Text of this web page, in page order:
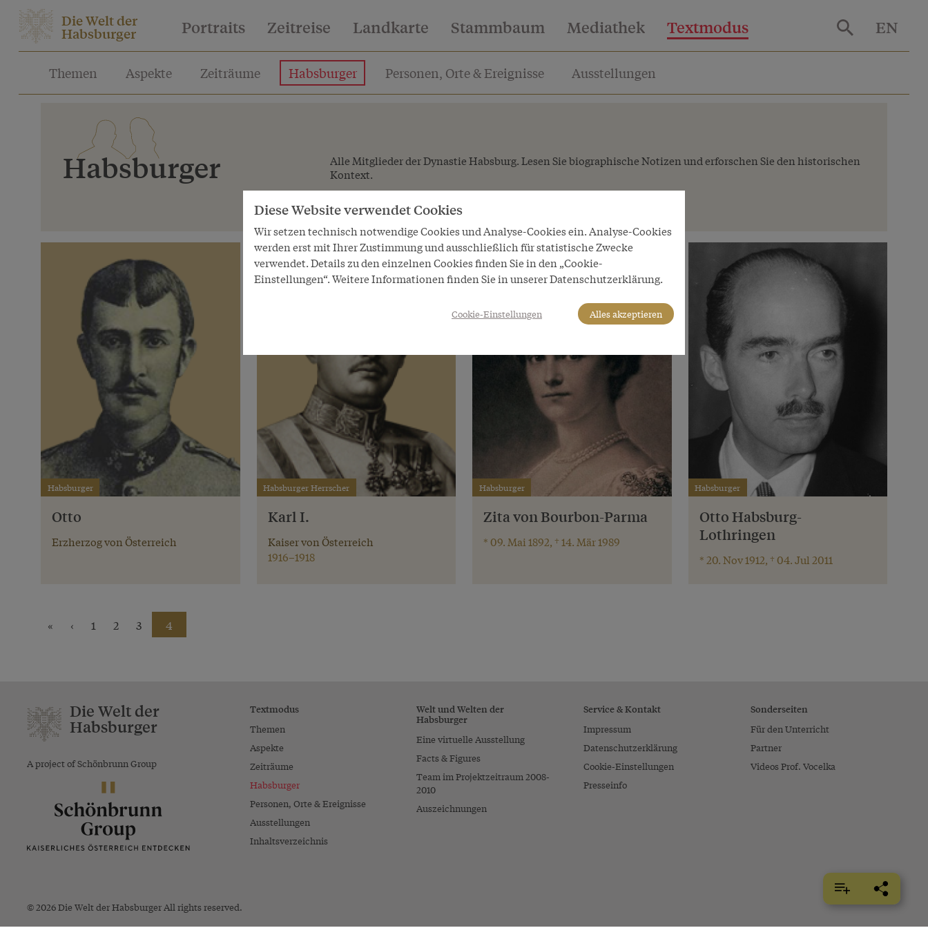
Die Welt der
Habsburger Portraits Zeitreise Landkarte Stammbaum Mediathek Textmodus EN
Themen Aspekte Zeiträume Habsburger Personen, Orte & Ereignisse Ausstellungen
Habsburger
Alle Mitglieder der Dynastie Habsburg. Lesen Sie biographische Notizen und erforschen Sie den historischen
Kontext.
Habsburger
Otto
Erzherzog von Österreich
Habsburger Herrscher
Karl I.
Kaiser von Österreich
1916–1918
Habsburger
Zita von Bourbon-Parma
* 09. Mai 1892, † 14. Mär 1989
Habsburger
Otto Habsburg-
Lothringen
* 20. Nov 1912, † 04. Jul 2011
« ‹ 1 2 3 4
Die Welt der
Habsburger
A project of Schönbrunn Group
Textmodus
Themen
Aspekte
Zeiträume
Habsburger
Personen, Orte & Ereignisse
Ausstellungen
Inhaltsverzeichnis
Welt und Welten der
Habsburger
Eine virtuelle Ausstellung
Facts & Figures
Team im Projektzeitraum 2008-
2010
Auszeichnungen
Service & Kontakt
Impressum
Datenschutzerklärung
Cookie-Einstellungen
Presseinfo
Sonderseiten
Für den Unterricht
Partner
Videos Prof. Vocelka
© 2026 Die Welt der Habsburger All rights reserved.
Diese Website verwendet Cookies
Wir setzen technisch notwendige Cookies und Analyse-Cookies ein. Analyse-Cookies
werden erst mit Ihrer Zustimmung und ausschließlich für statistische Zwecke
verwendet. Details zu den einzelnen Cookies finden Sie in den „Cookie-
Einstellungen“. Weitere Informationen finden Sie in unserer Datenschutzerklärung.
Cookie-Einstellungen Alles akzeptieren